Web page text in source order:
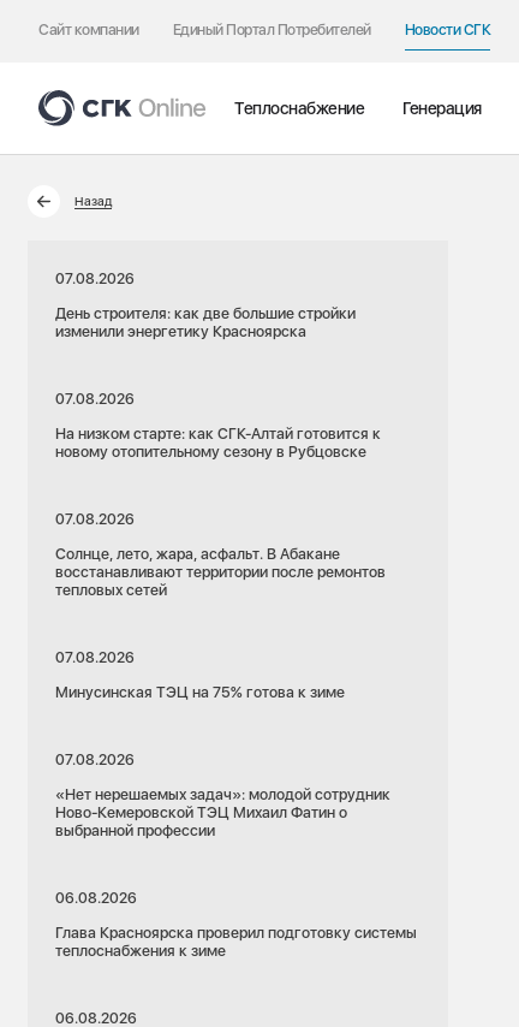
Сайт компании Единый Портал Потребителей Новости СГК
Теплоснабжение Генерация
Назад
07.08.2026
День строителя: как две большие стройки
изменили энергетику Красноярска
07.08.2026
На низком старте: как СГК-Алтай готовится к
новому отопительному сезону в Рубцовске
07.08.2026
Солнце, лето, жара, асфальт. В Абакане
восстанавливают территории после ремонтов
тепловых сетей
07.08.2026
Минусинская ТЭЦ на 75% готова к зиме
07.08.2026
«Нет нерешаемых задач»: молодой сотрудник
Ново-Кемеровской ТЭЦ Михаил Фатин о
выбранной профессии
06.08.2026
Глава Красноярска проверил подготовку системы
теплоснабжения к зиме
06.08.2026